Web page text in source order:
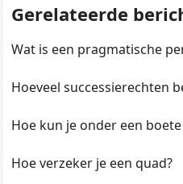
Gerelateerde
Wat is een pragmatische
Hoeveel successierechten
Hoe kun je onder een
Hoe verzeker je een quad?